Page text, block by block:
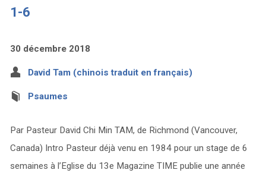
1-6
30 décembre 2018
David Tam (chinois traduit en français)
Psaumes
Par Pasteur David Chi Min TAM, de Richmond (Vancouver,
Canada) Intro Pasteur déjà venu en 1984 pour un stage de 6
semaines à l’Eglise du 13e Magazine TIME publie une année